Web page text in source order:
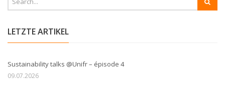
LETZTE ARTIKEL
Sustainability talks @Unifr – épisode 4
09.07.2026